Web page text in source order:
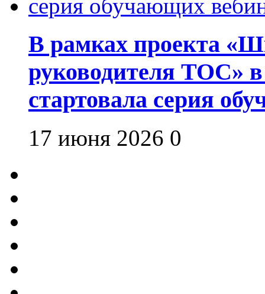
В рамках проекта
руководителя ТОС»
стартовала серия
17 июня 2026 0